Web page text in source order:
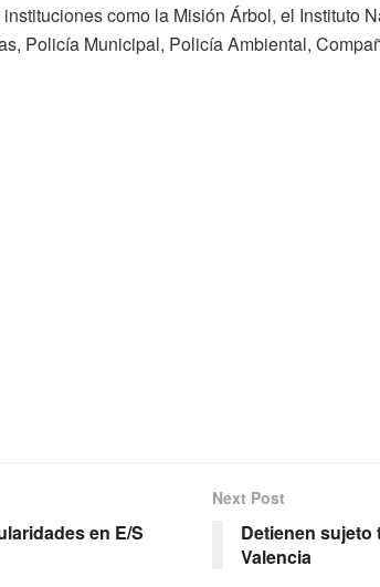
como la Misión Árbol, el Instituto
Policía Municipal, Policía Ambiental,
en E/S
Next Post
Detienen sujeto
Valencia